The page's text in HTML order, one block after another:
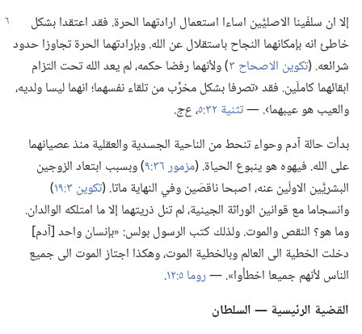
إلا ان سلفَينا الاصليَّين اساءا استعمال ارادتهما الحرة.‏ فقد اعتقدابشكل
خاطئ انه بإمكانهما النجاح باستقلال عن الله.‏ وبإرادتهما الحرة تجاوزا حدود
شرائعه.‏ (‏تكوين الاصحاح ٣ ‏)‏ ولأنهما رفضا حكمه،‏ لم يعد الله تحت التزام
ابقائهما كاملَين.‏ فقد ‹تصرفا بشكل مخرِّب من تلقاء نفسهما؛‏ انهما ليسا ولديه،‏
والعيب هو عيبهما›.‏ —‏تثنية ٣٢:‏٥ ‏،‏ع‌ج.‏
بدأت حالة آدم وحواء تنحط من الناحية الجسدية والعقلية منذ عصيانهما
على الله.‏ فيهوه هو ينبوع الحياة.‏ (‏مزمور ٣٦:‏٩
‏)‏ وبسبب ابتعاد الزوجين
البشريَّين الاولَين عنه،‏ اصبحا ناقصَين وفي النهاية ماتا.‏ (‏تكوين ٣:‏١٩
‏)‏
وانسجاما مع قوانين الوراثة الجينية،‏ لم تنل ذريتهما إلا ما امتلكه الوالدان.‏
وما هو؟‏ النقص والموت.‏ ولذلك كتب الرسول بولس:‏ «بإنسان واحد [آدم]
دخلت الخطية الى العالم وبالخطية الموت،‏ وهكذا اجتاز الموت الى جميع
الناس لأنهم جميعا اخطأوا».‏ —‏روما ٥:‏١٢
‏.‏
القضية الرئيسية —‏ السلطان